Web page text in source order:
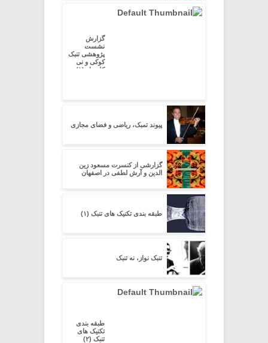
گزارش
نشست
پژوهشی تنبک
کوکی و نی
کلیددار (۱)
پیوند تمبک، ریاضی و فضای مجازی
گزارشی از کنسرت مسعود زین
الدین و آرش لطفی در اصفهان
طبقه بندی تکنیک های تنبک (۱)
تنبک نواز، نه تنبک
طبقه بندی
تکنیک های
تنبک (۲)